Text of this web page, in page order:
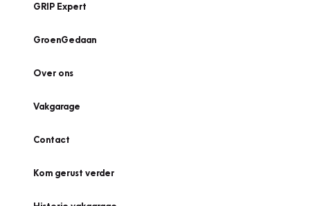
GRIP Expert
GroenGedaan
Over ons
Vakgarage
Contact
Kom gerust verder